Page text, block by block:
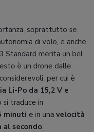
soprattutto se
di volo, e anche
Standard merita un bel
è un drone dalle
per cui è
Li-Po da 15,2 V e
si traduce in
minuti e in una velocità
al secondo.